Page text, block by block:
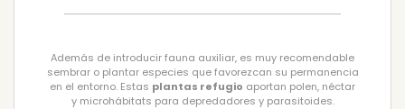
Además de introducir fauna auxiliar, es muy recomendable
sembrar o plantar especies que favorezcan su permanencia
en el entorno. Estas plantas refugio aportan polen, néctar
y microhábitats para depredadores y parasitoides.